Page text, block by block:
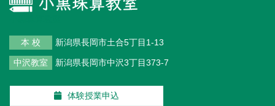
本 校 新潟県長岡市土合5丁目1-13
中沢教室 新潟県長岡市中沢3丁目373-7
体験授業申込